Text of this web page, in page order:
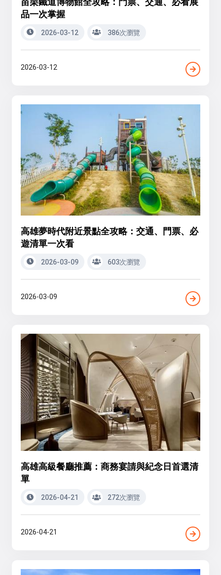
品一次掌握
2026-03-12 386次瀏覽
2026-03-12
高雄夢時代附近景點全攻略：交通、門票、必
遊清單一次看
2026-03-09 603次瀏覽
2026-03-09
高雄高級餐廳推薦：商務宴請與紀念日首選清
單
2026-04-21 272次瀏覽
2026-04-21